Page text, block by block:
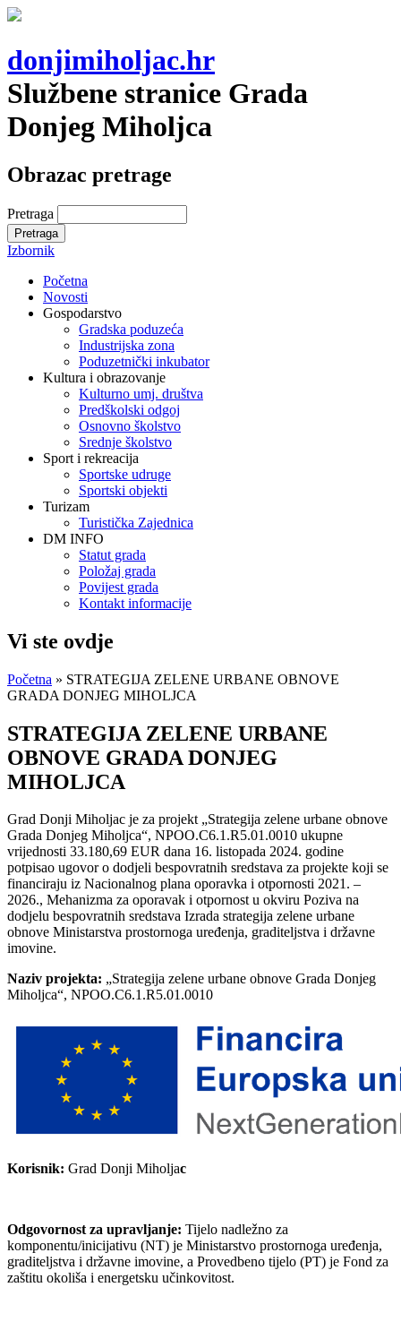
donjimiholjac.hr
Službene stranice Grada
Donjeg Miholjca
Obrazac pretrage
Pretraga
Izbornik
Početna
Novosti
Gospodarstvo
Gradska poduzeća
Industrijska zona
Poduzetnički inkubator
Kultura i obrazovanje
Kulturno umj. društva
Predškolski odgoj
Osnovno školstvo
Srednje školstvo
Sport i rekreacija
Sportske udruge
Sportski objekti
Turizam
Turistička Zajednica
DM INFO
Statut grada
Položaj grada
Povijest grada
Kontakt informacije
Vi ste ovdje
Početna » STRATEGIJA ZELENE URBANE OBNOVE
GRADA DONJEG MIHOLJCA
STRATEGIJA ZELENE URBANE
OBNOVE GRADA DONJEG
MIHOLJCA
Grad Donji Miholjac je za projekt „Strategija zelene urbane obnove
Grada Donjeg Miholjca“, NPOO.C6.1.R5.01.0010 ukupne
vrijednosti 33.180,69 EUR dana 16. listopada 2024. godine
potpisao ugovor o dodjeli bespovratnih sredstava za projekte koji se
financiraju iz Nacionalnog plana oporavka i otpornosti 2021. –
2026., Mehanizma za oporavak i otpornost u okviru Poziva na
dodjelu bespovratnih sredstava Izrada strategija zelene urbane
obnove Ministarstva prostornoga uređenja, graditeljstva i državne
imovine.
Naziv projekta: „Strategija zelene urbane obnove Grada Donjeg
Miholjca“, NPOO.C6.1.R5.01.0010
Korisnik: Grad Donji Miholjac
Odgovornost za upravljanje: Tijelo nadležno za
komponentu/inicijativu (NT) je Ministarstvo prostornoga uređenja,
graditeljstva i državne imovine, a Provedbeno tijelo (PT) je Fond za
zaštitu okoliša i energetsku učinkovitost.